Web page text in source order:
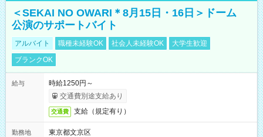
＜SEKAI NO OWARI＊8月15日・16日＞ドーム
公演のサポートバイト
アルバイト 職種未経験OK 社会人未経験OK
大学生歓迎
ブランクOK
給与
時給1250円～
交通費別途支給あり
交通費 支給（規定有り）
勤務地
東京都文京区